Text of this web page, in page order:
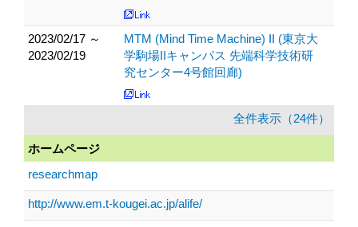
2023/02/17 ～
2023/02/19
MTM (Mind Time Machine) II (東京大
学駒場IIキャンパス 先端科学技術研
究センター4号館回廊)
全件表示（24件）
ホームページ
researchmap
http://www.em.t-kougei.ac.jp/alife/